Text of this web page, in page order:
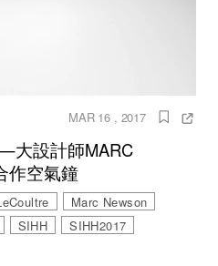
MAR 16 , 2017
大設計師MARC
作空氣鐘
Marc Newson
SIHH
SIHH2017